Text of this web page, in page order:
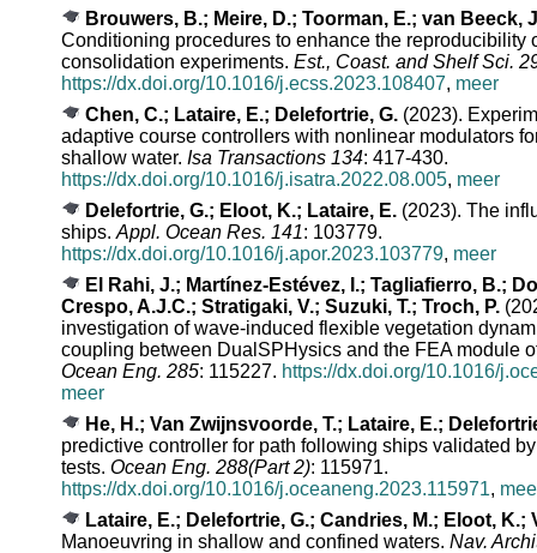
Brouwers, B.; Meire, D.; Toorman, E.; van Beeck,
Conditioning procedures to enhance the reproducibility
consolidation experiments. Est., Coast. and Shelf Sci.
https://dx.doi.org/10.1016/j.ecss.2023.108407, meer
Chen, C.; Lataire, E.; Delefortrie, G. (2023).
adaptive course controllers with nonlinear modulators
shallow water. Isa Transactions 134: 417-430.
https://dx.doi.org/10.1016/j.isatra.2022.08.005, meer
Delefortrie, G.; Eloot, K.; Lataire, E. (2023). The
ships. Appl. Ocean Res. 141: 103779.
https://dx.doi.org/10.1016/j.apor.2023.103779, meer
El Rahi, J.; Martínez-Estévez, I.; Tagliafierro, B.;
Crespo, A.J.C.; Stratigaki, V.; Suzuki, T.; Troch, P.
investigation of wave-induced flexible vegetation
coupling between DualSPHysics and the FEA module
Ocean Eng. 285: 115227. https://dx.doi.org/10.1016/
meer
He, H.; Van Zwijnsvoorde, T.; Lataire, E.;
predictive controller for path following ships validated
tests. Ocean Eng. 288(Part 2): 115971.
https://dx.doi.org/10.1016/j.oceaneng.2023.115971,
Lataire, E.; Delefortrie, G.; Candries, M.; Eloot, K.;
Manoeuvring in shallow and confined waters. Nav.